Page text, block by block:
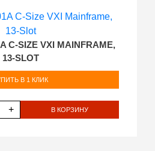
C-SIZE VXI MAINFRAME,
13-SLOT
В 1 КЛИК
+ В КОРЗИНУ